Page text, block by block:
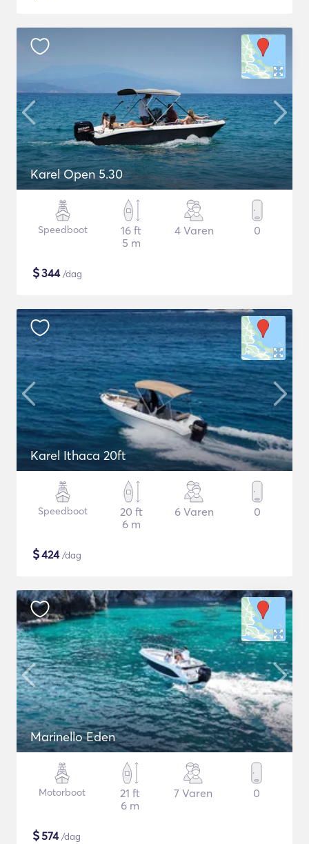
Karel Open 5.30
Speedboot
16 ft
5 m
4 Varen 0
$344/dag
Karel Ithaca 20ft
Speedboot
20 ft
6 m
6 Varen 0
$424/dag
Marinello Eden
Motorboot
21 ft
6 m
7 Varen 0
$574/dag